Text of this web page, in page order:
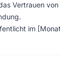
Vertrauen von
im